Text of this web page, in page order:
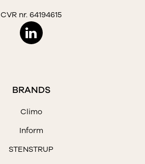
CVR nr. 64194615
BRANDS
Climo
Inform
STENSTRUP